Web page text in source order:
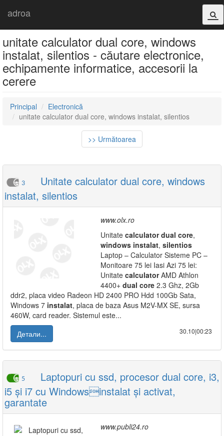
adroa
unitate calculator dual core, windows
instalat, silentios - căutare electronice,
echipamente informatice, accesorii la
cerere
Principal
Electronică
unitate calculator dual core, windows instalat, silentios
>> Următoarea
3
Unitate calculator dual core, windows
instalat, silentios
www.olx.ro
Unitate calculator dual core,
windows instalat, silentios
Laptop – Calculator Sisteme PC –
Monitoare 75 lei Iasi Azi 75 lei:
Unitate calculatorAMD Athlon
4400+ dual core 2.3 Ghz, 2Gb
ddr2, placa video Radeon HD 2400 PRO Hdd 100Gb Sata,
Windows 7 instalat, placa de baza Asus M2V-MX SE, sursa
460W, card reader. Sistemul este...
Детали...
30.10|00:23
5
Laptopuri cu ssd, procesor dual core, i3,
i5 și i7 cu Windowsinstalat și activat,
garantate
www.publi24.ro